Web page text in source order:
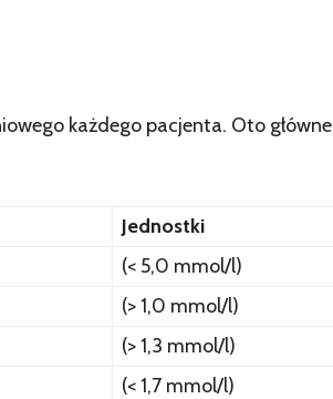
każdego pacjenta. Oto główne
Jednostki
(< 5,0 mmol/l)
(> 1,0 mmol/l)
(> 1,3 mmol/l)
(< 1,7 mmol/l)